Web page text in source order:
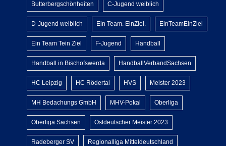
Butterbergschönheiten C-Jugend weiblich
D-Jugend weiblich Ein Team. EinZiel. EinTeamEinZiel
Ein Team Tein Ziel F-Jugend Handball
Handball in Bischofswerda HandballVerbandSachsen
HC Leipzig HC Rödertal HVS Meister 2023
MH Bedachungs GmbH MHV-Pokal Oberliga
Oberliga Sachsen Ostdeutscher Meister 2023
Radeberger SV Regionalliga Mitteldeutschland